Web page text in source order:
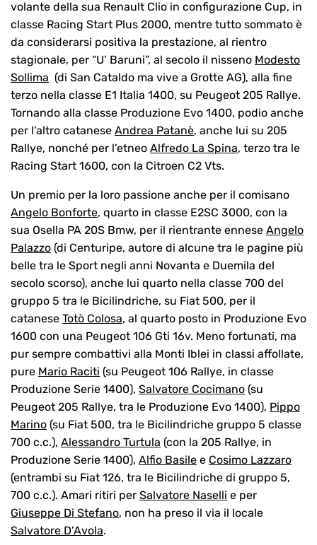
volante della sua Renault Clio in configurazione Cup, in
classe Racing Start Plus 2000, mentre tutto sommato è
da considerarsi positiva la prestazione, al rientro
stagionale, per “U’ Baruni”, al secolo il nisseno Modesto
Sollima (di San Cataldo ma vive a Grotte AG), alla fine
terzo nella classe E1 Italia 1400, su Peugeot 205 Rallye.
Tornando alla classe Produzione Evo 1400, podio anche
per l’altro catanese Andrea Patanè, anche lui su 205
Rallye, nonché per l’etneo Alfredo La Spina, terzo tra le
Racing Start 1600, con la Citroen C2 Vts.
Un premio per la loro passione anche per il comisano
Angelo Bonforte, quarto in classe E2SC 3000, con la
sua Osella PA 20S Bmw, per il rientrante ennese Angelo
Palazzo (di Centuripe, autore di alcune tra le pagine più
belle tra le Sport negli anni Novanta e Duemila del
secolo scorso), anche lui quarto nella classe 700 del
gruppo 5 tra le Bicilindriche, su Fiat 500, per il
catanese Totò Colosa, al quarto posto in Produzione Evo
1600 con una Peugeot 106 Gti 16v. Meno fortunati, ma
pur sempre combattivi alla Monti Iblei in classi affollate,
pure Mario Raciti (su Peugeot 106 Rallye, in classe
Produzione Serie 1400), Salvatore Cocimano (su
Peugeot 205 Rallye, tra le Produzione Evo 1400), Pippo
Marino (su Fiat 500, tra le Bicilindriche gruppo 5 classe
700 c.c.), Alessandro Turtula (con la 205 Rallye, in
Produzione Serie 1400), Alfio Basile e Cosimo Lazzaro
(entrambi su Fiat 126, tra le Bicilindriche di gruppo 5,
700 c.c.). Amari ritiri per Salvatore Naselli e per
Giuseppe Di Stefano, non ha preso il via il locale
Salvatore D’Avola.